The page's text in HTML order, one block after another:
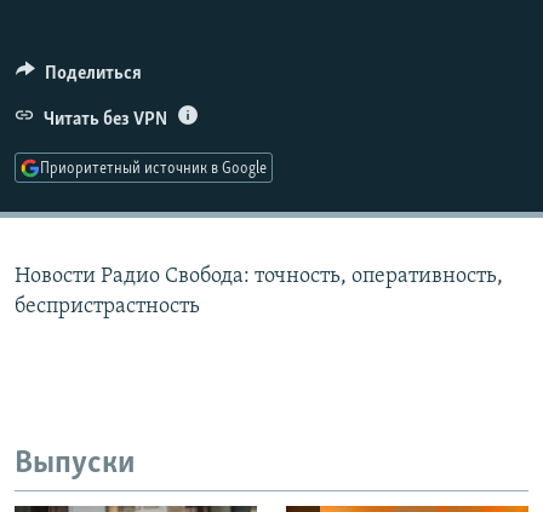
ПОДПИШИТЕСЬ НА РАССЫЛКУ
СОЦИАЛЬНЫЕ СЕТИ
Поделиться
Читать без VPN
Приоритетный источник в Google
Новости Радио Свобода: точность, оперативность,
беспристрастность
Выпуски